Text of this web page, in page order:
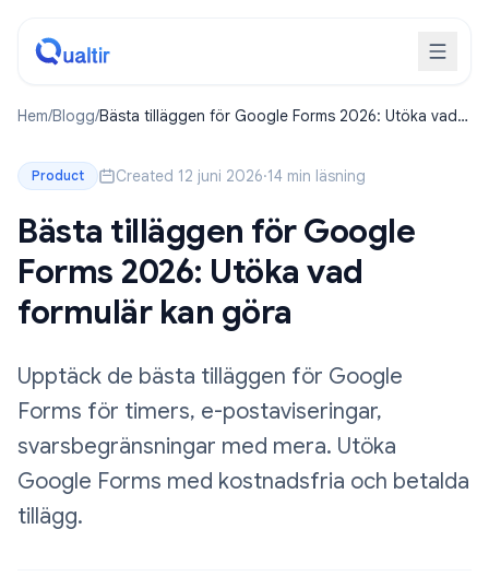
Hem/Blogg/Bästa tilläggen för Google Forms 2026: Utöka vad
Product Created 12 juni 2026·14 min läsning
Bästa tilläggen för Google
Forms 2026: Utöka vad
formulär kan göra
Upptäck de bästa tilläggen för Google
Forms för timers, e-postaviseringar,
svarsbegränsningar med mera. Utöka
Google Forms med kostnadsfria och betalda
tillägg.